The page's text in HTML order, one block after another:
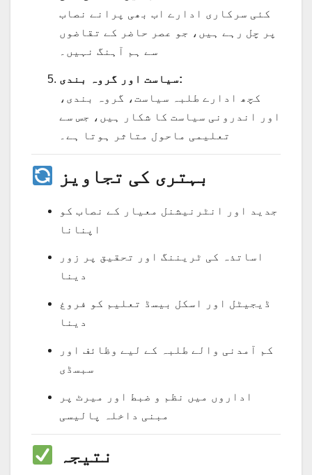
کئی سرکاری ادارے اب بھی پرانے نصاب
پر چل رہے ہیں، جو عصر حاضر کے تقاضوں
سے ہم آہنگ نہیں۔
سیاست اور گروہ بندی:
کچھ ادارے طلبہ سیاست، گروہ بندی،
اور اندرونی سیاست کا شکار ہیں، جس سے
تعلیمی ماحول متاثر ہوتا ہے۔
بہتری کی تجاویز
جدید اور انٹرنیشنل معیار کے نصاب کو
اپنانا
اساتذہ کی ٹریننگ اور تحقیق پر زور
دینا
ڈیجیٹل اور اسکل بیسڈ تعلیم کو فروغ
دینا
کم آمدنی والے طلبہ کے لیے وظائف اور
سبسڈی
اداروں میں نظم و ضبط اور میرٹ پر
مبنی داخلہ پالیسی
نتیجہ